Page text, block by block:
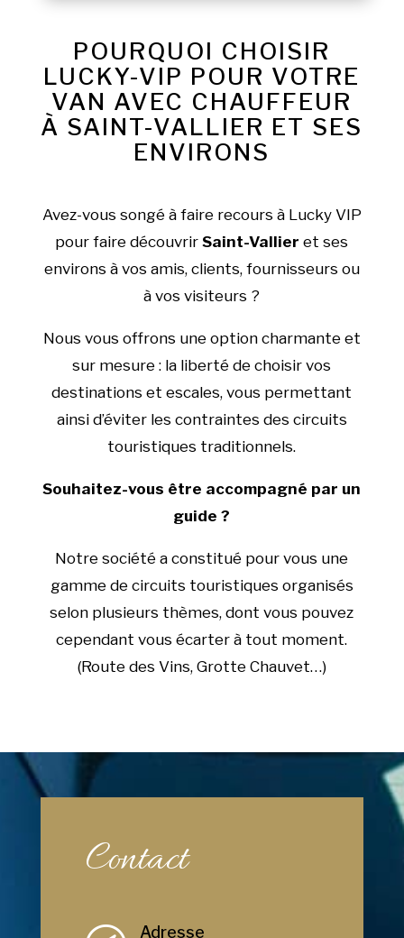
POURQUOI CHOISIR
LUCKY-VIP POUR VOTRE
VAN AVEC CHAUFFEUR
À SAINT-VALLIER ET SES
ENVIRONS
Avez-vous songé à faire recours à Lucky VIP
pour faire découvrirSaint-Vallier et ses
environs à vos amis, clients, fournisseurs ou
à vos visiteurs ?
Nous vous offrons une option charmante et
sur mesure : la liberté de choisir vos
destinations et escales, vous permettant
ainsi d’éviter les contraintes des circuits
touristiques traditionnels.
Souhaitez-vous être accompagné par un
guide ?
Notre société a constitué pour vous une
gamme de circuits touristiques organisés
selon plusieurs thèmes, dont vous pouvez
cependant vous écarter à tout moment.
(Route des Vins, Grotte Chauvet…)
Contact
Adresse